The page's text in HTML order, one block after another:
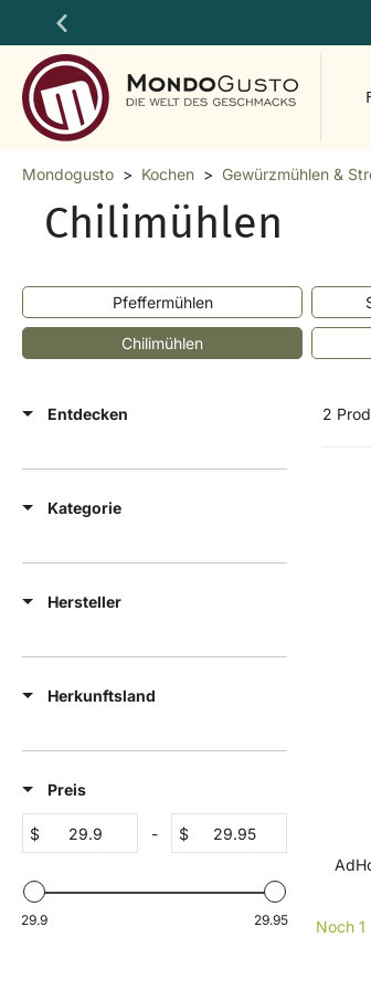
Zum
Inhalt
springen
Mondogusto > Kochen > Gewürzmühlen &
Chilimühlen
Pfeffermühlen
Chilimühlen
Entdecken
Kategorie
Hersteller
Herkunftsland
Preis
$ - $
29.9 29.95
2
Noch